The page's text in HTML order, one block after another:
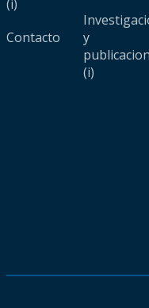
(i)
Contacto
y
(i)